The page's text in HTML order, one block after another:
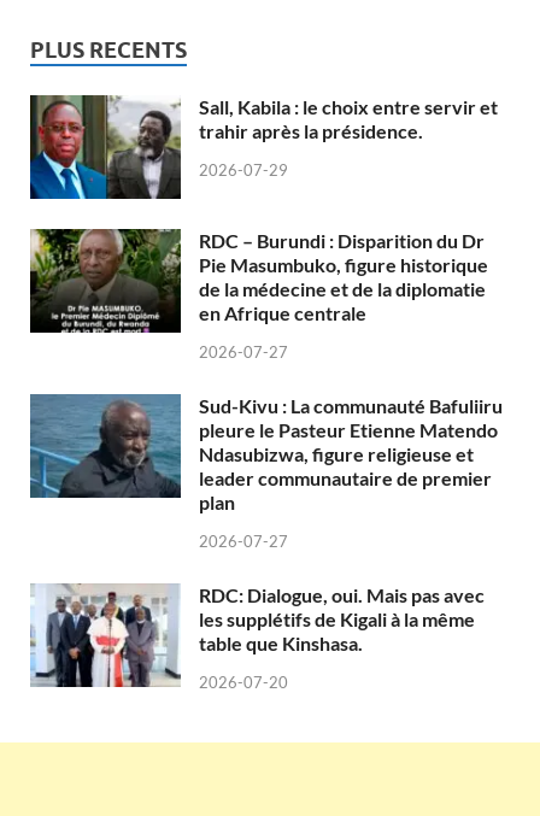
PLUS RECENTS
Sall, Kabila : le choix entre servir et
trahir après la présidence.
2026-07-29
RDC – Burundi : Disparition du Dr
Pie Masumbuko, figure historique
de la médecine et de la diplomatie
en Afrique centrale
2026-07-27
Sud-Kivu : La communauté Bafuliiru
pleure le Pasteur Etienne Matendo
Ndasubizwa, figure religieuse et
leader communautaire de premier
plan
2026-07-27
RDC: Dialogue, oui. Mais pas avec
les supplétifs de Kigali à la même
table que Kinshasa.
2026-07-20